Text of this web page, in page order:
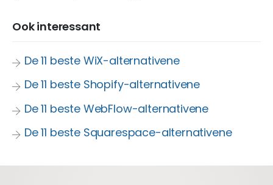
Ook interessant
De 11 beste WiX-alternativene
De 11 beste Shopify-alternativene
De 11 beste WebFlow-alternativene
De 11 beste Squarespace-alternativene